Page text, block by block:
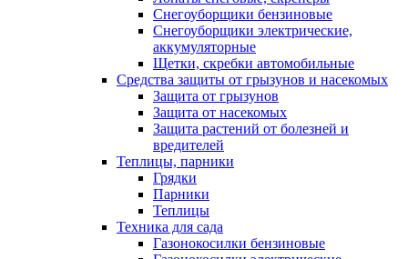
Снегоуборщики бензиновые
Снегоуборщики электрические,
аккумуляторные
Щетки, скребки автомобильные
Средства защиты от грызунов и насекомых
Защита от грызунов
Защита от насекомых
Защита растений от болезней и
вредителей
Теплицы, парники
Грядки
Парники
Теплицы
Техника для сада
Газонокосилки бензиновые